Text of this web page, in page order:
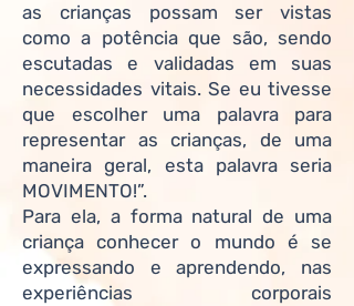
as crianças possam ser vistas
como a potência que são, sendo
escutadas e validadas em suas
necessidades vitais. Se eu tivesse
que escolher uma palavra para
representar as crianças, de uma
maneira geral, esta palavra seria
MOVIMENTO!”.
Para ela, a forma natural de uma
criança conhecer o mundo é se
expressando e aprendendo, nas
experiências corporais